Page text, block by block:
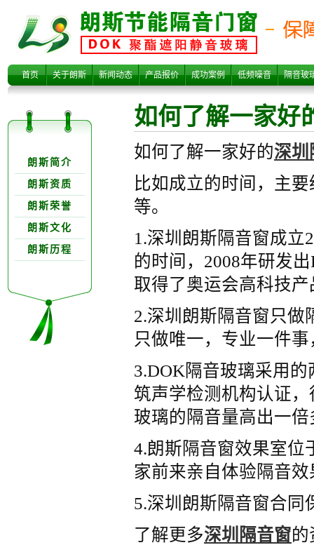
如何了解一家好
的【深圳隔音
首页 关于朗斯 新闻动态 产品报价 成功案例 低频噪音 隔音玻
如何了解一家好
如何了解一家好的深圳
比如成立的时间，主
等。
1.深圳朗斯隔音窗成立
的时间，2008年研发
取得了奥运会高科技产
2.深圳朗斯隔音窗只做
只做唯一，专业一件
3.DOK隔音玻璃采用
筑声学检测机构认证
玻璃的隔音量高出一倍
4.朗斯隔音窗效果室位
家前来亲自体验隔音效
5.深圳朗斯隔音窗合同
了解更多深圳隔音窗的
朗斯简介
朗斯资质
朗斯荣誉
朗斯文化
朗斯历程